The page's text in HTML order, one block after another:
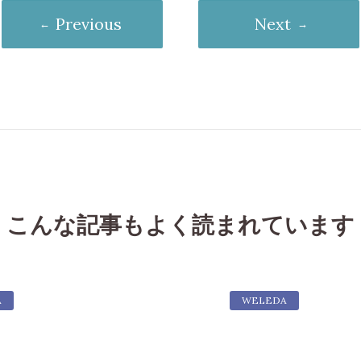
Previous Next
こんな記事もよく読まれています
WELEDA